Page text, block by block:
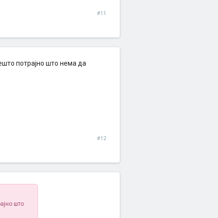
#11
потрајно што нема да
#12
што